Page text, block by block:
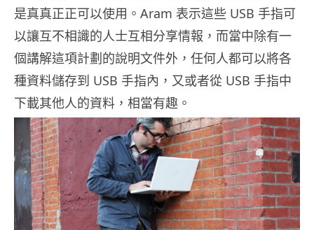
是真真正正可以使用。Aram 表示這些 USB 手指可
以讓互不相識的人士互相分享情報，而當中除有一
個講解這項計劃的說明文件外，任何人都可以將各
種資料儲存到 USB 手指內，又或者從 USB 手指中
下載其他人的資料，相當有趣。